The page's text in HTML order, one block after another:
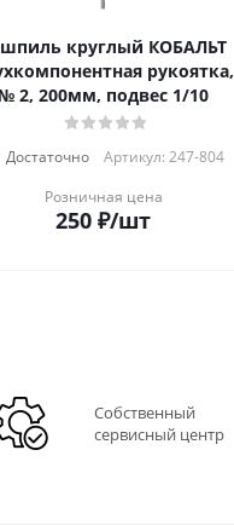
круглый КОБАЛЬТ
рукоятка,
№ 2, 200мм, подвес 1/10
Достаточно
Артикул: 247-804
Розничная цена
250 ₽/шт
Собственный
сервисный центр